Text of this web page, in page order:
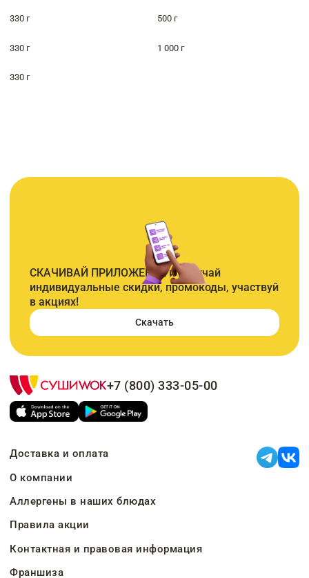
330 г 500 г
330 г 1 000 г
330 г
СКАЧИВАЙ ПРИЛОЖЕНИЕ и получай
индивидуальные скидки, промокоды, участвуй
в акциях!
Скачать
+7 (800) 333-05-00
Доставка и оплата
О компании
Аллергены в наших блюдах
Правила акции
Контактная и правовая информация
Франшиза